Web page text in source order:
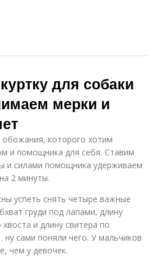
для собаки
мерки и
которого хотим
и помощника для себя. Ставим
и силами помощника удерживаем
2 минуты.
успеть снять четыре важные
груди под лапами, длину
и длину свитера по
сами поняли чего. У мальчиков
чем у девочек.